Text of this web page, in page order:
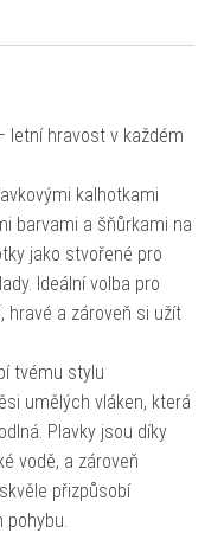
letní hravost v každém
kalhotkami
barvami a šňůrkami na
jako stvořené pro
Ideální volba pro
hravé a zároveň si užít
tvému stylu
umělých vláken, která
Plavky jsou díky
vodě, a zároveň
přizpůsobí